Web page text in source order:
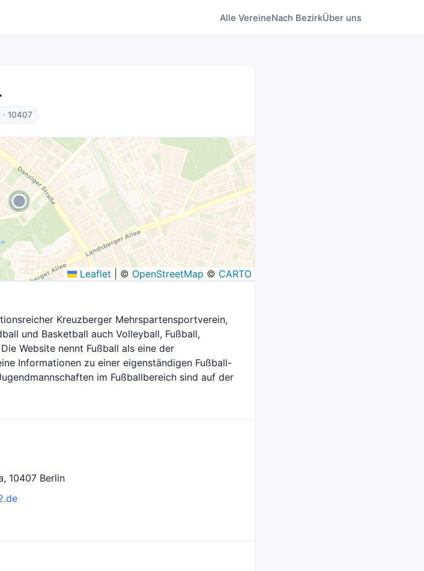
Alle VereineNach BezirkÜber uns
· 10407
Leaflet © OpenStreetMap © CARTO
Kreuzberger Mehrspartensportverein,
und Basketball auch Volleyball, Fußball,
Website nennt Fußball als eine der
Informationen zu einer eigenständigen Fußball-
im Fußballbereich sind auf der
10407 Berlin